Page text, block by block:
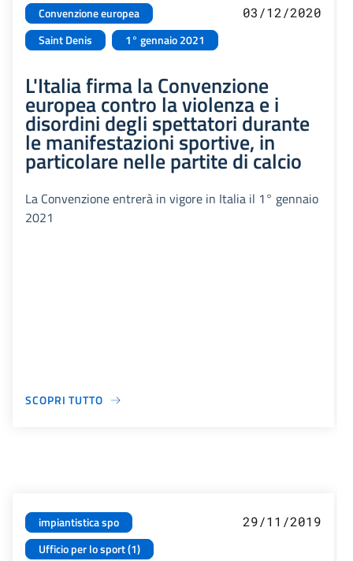
Convenzione europea
Saint Denis
1° gennaio 2021
03/12/2020
L'Italia firma la Convenzione
europea contro la violenza e i
disordini degli spettatori durante
le manifestazioni sportive, in
particolare nelle partite di calcio
La Convenzione entrerà in vigore in Italia il 1° gennaio
2021
SCOPRI TUTTO
impiantistica spo
Ufficio per lo sport (1)
29/11/2019